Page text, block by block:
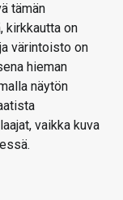
tämän
kirkkautta on
värintoisto on
hieman
näytön
vaikka kuva